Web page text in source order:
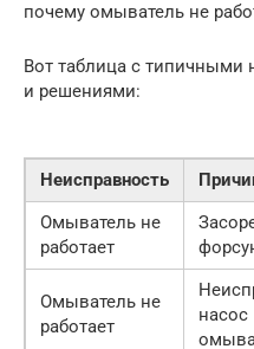
почему омыватель не
Вот таблица с типичными
и решениями:
Неисправность
Омыватель не
работает
Омыватель не
работает
насос